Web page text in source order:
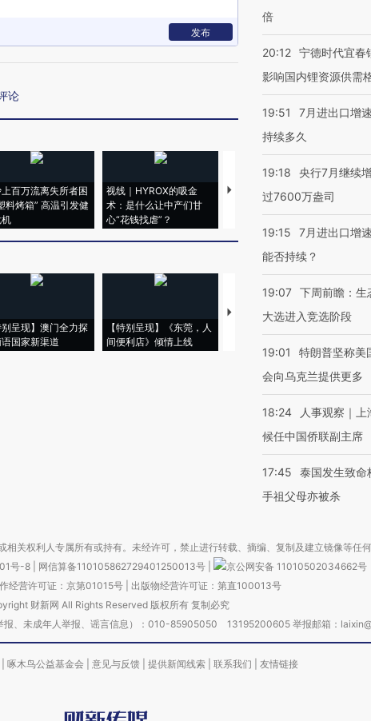
发布
论
百万流离失所者困
料烤箱” 高温引发健
机
视线｜HYROX的吸金
术：是什么让中产们甘
心“花钱找虐”？
马航飞行员跨国走私7万
粒摇头丸 尿检体内含3种
别呈现】澳门全力探
国家新渠道
【特别呈现】《东莞，人
间便利店》倾情上线
【推广】走进第四届链博
倍
20:12 宁德时代宜春
影响国内锂资源供需
19:51
7月进出口增
持续多久
19:18
央行7月继续
过7600万盎司
19:15
7月进出口增
能否持续？
19:07 下周前瞻：生
大选进入竞选阶段
19:01
特朗普坚称美
会向乌克兰提供更多
18:24
人事观察｜
候任中国侨联副主席
17:45
泰国发生致命
手祖父母亦被杀
关权利人专属所有或持有。未经许可，禁止进行转载、摘编、复制及建立镜像等任何
号-8 网信算备110105862729401250013号
京公网安备 11010502034662号
经营许可证：京第01015号| 出版物经营许可证：第直100013号
财新网 All Rights Reserved 版权所有 复制必究
报、未成年人举报、谣言信息）：010-85905050 13195200605 举报邮箱：
啄木鸟公益基金会 意见与反馈 提供新闻线索 联系我们 友情链接